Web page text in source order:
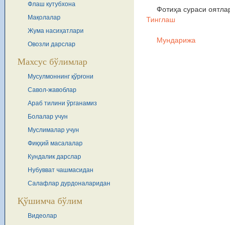
Флаш кутубхона
Мақолалар
Жума насиҳатлари
Овозли дарслар
Махсус бўлимлар
Мусулмоннинг қўрғони
Савол-жавоблар
Араб тилини ўрганамиз
Болалар учун
Муслималар учун
Фиқҳий масалалар
Кундалик дарслар
Нубувват чашмасидан
Салафлар дурдоналаридан
Қўшимча бўлим
Видеолар
Фотиҳа сураси
Тинглаш
Мундарижа